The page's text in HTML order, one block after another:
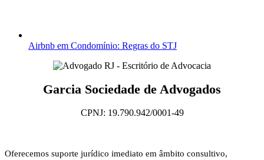
Airbnb em Condomínio: Regras do STJ
Garcia Sociedade de Advogados
CPNJ: 19.790.942/0001-49
Oferecemos suporte jurídico imediato em âmbito consultivo,